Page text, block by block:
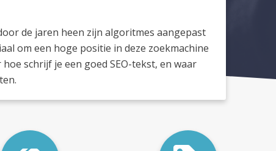
de jaren heen zijn algoritmes aangepast
om een hoge positie in deze zoekmachine
schrijf je een goed SEO-tekst, en waar